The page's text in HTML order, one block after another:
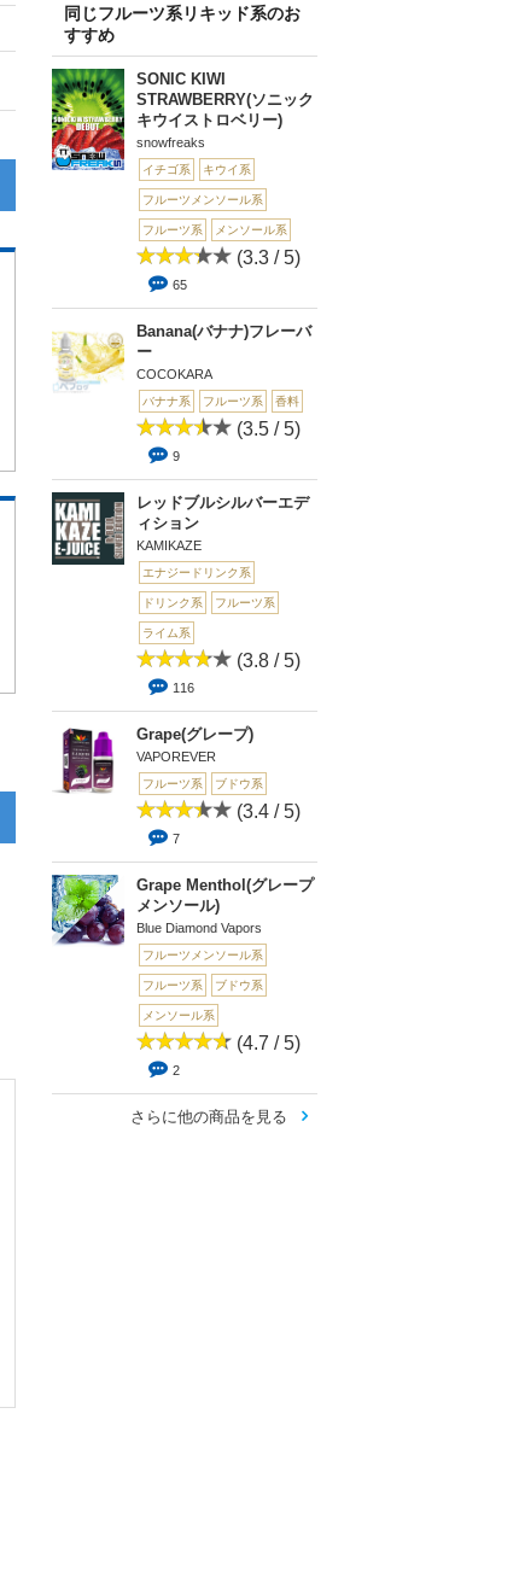
同じフルーツ系リキッド系のお
すすめ
SONIC KIWI
STRAWBERRY(ソニック
キウイストロベリー)
snowfreaks
イチゴ系 キウイ系
フルーツメンソール系
フルーツ系 メンソール系
(3.3 / 5)
65
Banana(バナナ)フレーバ
ー
COCOKARA
バナナ系 フルーツ系 香料
(3.5 / 5)
9
レッドブルシルバーエデ
ィション
KAMIKAZE
エナジードリンク系
ドリンク系 フルーツ系
ライム系
(3.8 / 5)
116
Grape(グレープ)
VAPOREVER
フルーツ系 ブドウ系
(3.4 / 5)
7
Grape Menthol(グレープ
メンソール)
Blue Diamond Vapors
フルーツメンソール系
フルーツ系 ブドウ系
メンソール系
(4.7 / 5)
2
さらに他の商品を見る